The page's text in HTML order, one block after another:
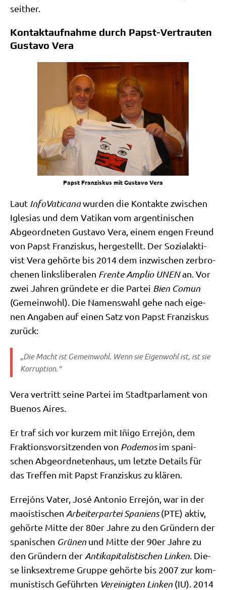
seither.
Kontaktaufnahme durch Papst-Vertrauten
Gustavo Vera
Papst Fran­zis­kus mit Gustavo Vera
Laut Info­Va­ti­ca­nawur­den die Kon­tak­te zwi­schen
Igle­si­as und dem Vati­kan vom argen­ti­ni­schen
Abge­ord­ne­ten Gustavo Vera, einem engen Freund
von Papst Fran­zis­kus, her­ge­stellt. Der Sozi­al­ak­ti­
vist Vera gehör­te bis 2014 dem inzwi­schen zer­bro­
che­nen links­li­be­ra­len Fren­te Amplio UNENan. Vor
zwei Jah­ren grün­de­te er die Par­tei Bien Comun
(Gemein­wohl). Die Namens­wahl gehe nach eige­
nen Anga­ben auf einen Satz von Papst Fran­zis­kus
zurück:
„Die Macht ist Gemein­wohl. Wenn sie Eigen­wohl ist, ist sie
Korruption.“
Vera ver­tritt sei­ne Par­tei im Stadt­par­la­ment von
Bue­nos Aires.
Er traf sich vor kur­zem mit Iñi­go Erre­jón, dem
Frak­ti­ons­vor­sit­zen­den von Pode­mosim spa­ni­
schen Abge­ord­ne­ten­haus, um letz­te Details für
das Tref­fen mit Papst Fran­zis­kus zu klären.
Erre­jóns Vater, José Anto­nio Erre­jón, war in der
mao­isti­schen Arbei­ter­par­tei Spa­ni­ens(PTE) aktiv,
gehör­te Mit­te der 80er Jah­re zu den Grün­dern der
spa­ni­schen Grü­nen und Mit­te der 90er Jah­re zu
den Grün­dern der Anti­ka­pi­ta­li­sti­schen Lin­ken . Die­
se links­extre­me Grup­pe gehör­te bis 2007 zur kom­
mu­ni­stisch Geführ­ten Ver­ei­nig­ten Lin­ken (IU). 2014